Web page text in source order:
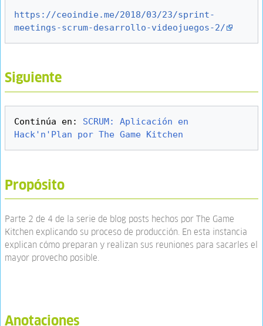
https://ceoindie.me/2018/03/23/sprint-
meetings-scrum-desarrollo-videojuegos-2/
Siguiente
Continúa en: SCRUM: Aplicación en
Hack'n'Plan por The Game Kitchen
Propósito
Parte 2 de 4 de la serie de blog posts hechos por The Game
Kitchen explicando su proceso de producción. En esta instancia
explican cómo preparan y realizan sus reuniones para sacarles el
mayor provecho posible.
Anotaciones